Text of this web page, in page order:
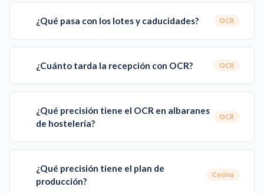
¿Qué pasa con los lotes y caducidades? OCR
¿Cuánto tarda la recepción con OCR? OCR
¿Qué precisión tiene el OCR en albaranes
de hostelería?
OCR
¿Qué precisión tiene el plan de
producción?
Cocina